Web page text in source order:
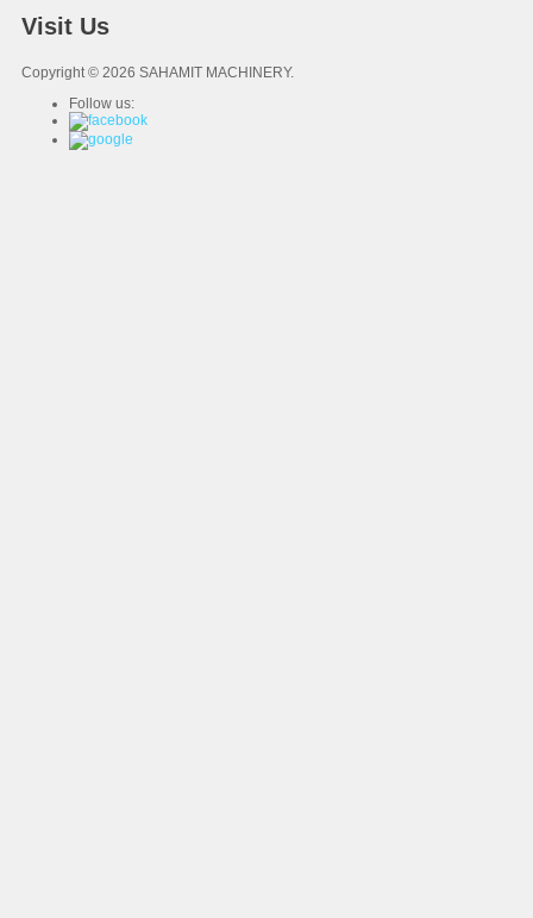
Visit Us
Copyright © 2026 SAHAMIT MACHINERY.
Follow us: